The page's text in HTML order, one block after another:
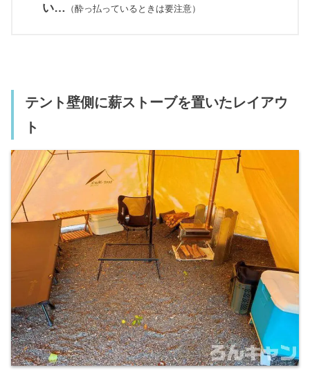
い… （酔っ払っているときは要注意）
テント壁側に薪ストーブを置いたレイアウ
ト